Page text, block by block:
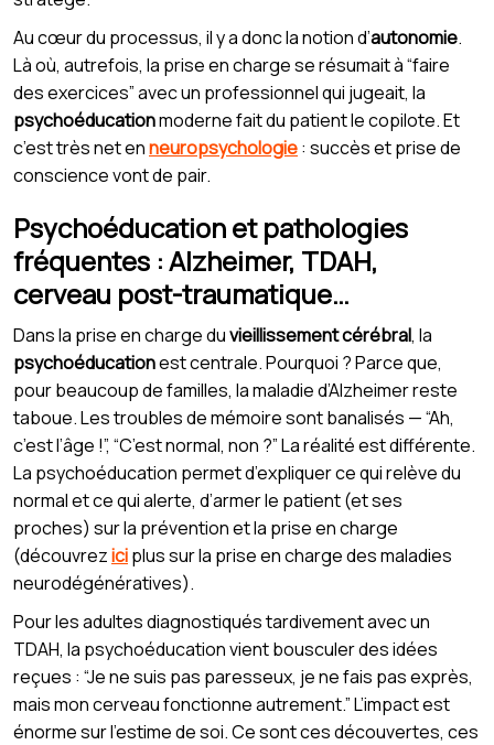
Au cœur du processus, il y a donc la notion d’autonomie.
Là où, autrefois, la prise en charge se résumait à “faire
des exercices” avec un professionnel qui jugeait, la
psychoéducationmoderne fait du patient le copilote. Et
c’est très net enneuropsychologie: succès et prise de
conscience vont de pair.
Psychoéducation et pathologies
fréquentes : Alzheimer, TDAH,
cerveau post-traumatique…
Dans la prise en charge duvieillissement cérébral, la
psychoéducationest centrale. Pourquoi ? Parce que,
pour beaucoup de familles, la maladie d’Alzheimer reste
taboue. Les troubles de mémoire sont banalisés — “Ah,
c’est l’âge !”, “C’est normal, non ?” La réalité est différente.
La psychoéducation permet d’expliquer ce qui relève du
normal et ce qui alerte, d’armer le patient (et ses
proches) sur la prévention et la prise en charge
(découvreziciplus sur la prise en charge des maladies
neurodégénératives).
Pour les adultes diagnostiqués tardivement avec un
TDAH, la psychoéducation vient bousculer des idées
reçues : “Je ne suis pas paresseux, je ne fais pas exprès,
mais mon cerveau fonctionne autrement.” L’impact est
énorme sur l’estime de soi. Ce sont ces découvertes, ces